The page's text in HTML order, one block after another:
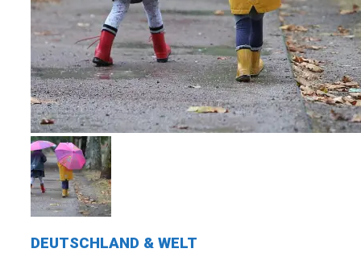
DEUTSCHLAND & WELT